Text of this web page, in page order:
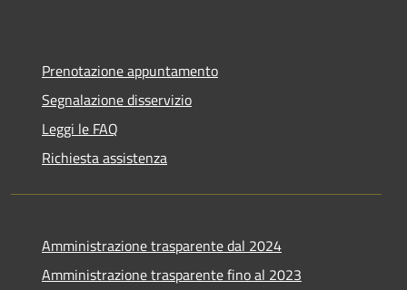
Prenotazione appuntamento
Segnalazione disservizio
Leggi le FAQ
Richiesta assistenza
Amministrazione trasparente dal 2024
Amministrazione trasparente fino al 2023